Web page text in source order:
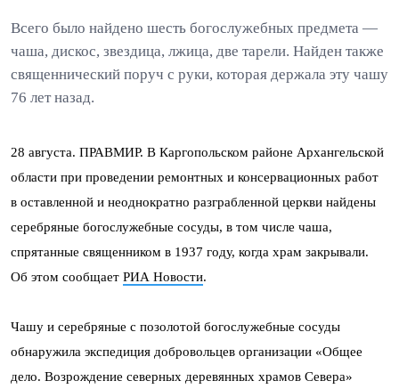
Всего было найдено шесть богослужебных предмета —
чаша, дискос, звездица, лжица, две тарели. Найден также
священнический поруч с руки, которая держала эту чашу
76 лет назад.
28 августа. ПРАВМИР. В Каргопольском районе Архангельской
области при проведении ремонтных и консервационных работ
в оставленной и неоднократно разграбленной церкви найдены
серебряные богослужебные сосуды, в том числе чаша,
спрятанные священником в 1937 году, когда храм закрывали.
Об этом сообщает РИА Новости.
Чашу и серебряные с позолотой богослужебные сосуды
обнаружила экспедиция добровольцев организации «Общее
дело. Возрождение северных деревянных храмов Севера»